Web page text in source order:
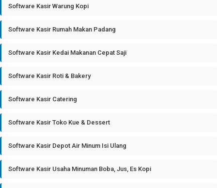
Software Kasir Warung Kopi
Software Kasir Rumah Makan Padang
Software Kasir Kedai Makanan Cepat Saji
Software Kasir Roti & Bakery
Software Kasir Catering
Software Kasir Toko Kue & Dessert
Software Kasir Depot Air Minum Isi Ulang
Software Kasir Usaha Minuman Boba, Jus, Es Kopi